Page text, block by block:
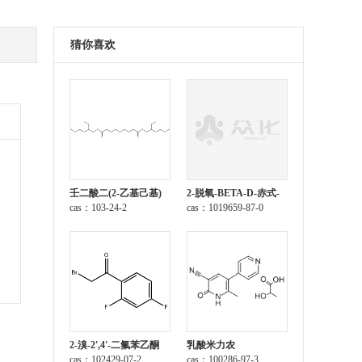
猜你喜欢
壬二酸二(2-乙基己基)
酯
cas：103-24-2
2-脱氧-BETA-D-赤式-
呋喃戊糖 1-乙酸酯 3,5-
cas：1019659-87-0
2-溴-2',4'-二氟苯乙酮
cas：102429-07-2
乳酸米力农
cas：100286-97-3